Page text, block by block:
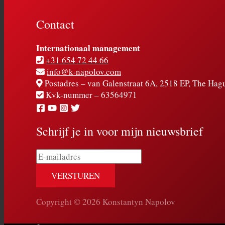
Contact
Internationaal management
+31 654 72 44 66
info@k-napolov.com
Postadres – van Galenstraat 6A, 2518 EP, The
Kvk-nummer – 63564971
Schrijf je in voor mijn nieuwsbrief
E-
mailadres
Copyright © 2026 Konstantyn Napolov